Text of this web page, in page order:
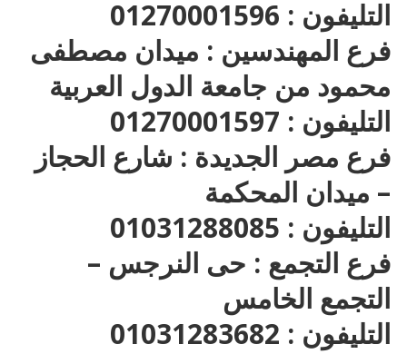
التليفون : 01270001596
فرع المهندسين : ميدان مصطفى
محمود من جامعة الدول العربية
التليفون : 01270001597
فرع مصر الجديدة : شارع الحجاز
– ميدان المحكمة
التليفون : 01031288085
فرع التجمع : حى النرجس –
التجمع الخامس
التليفون : 01031283682